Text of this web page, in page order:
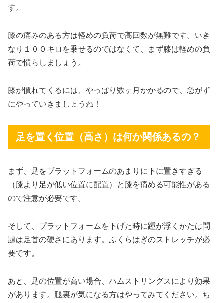
す。
膝の痛みのある方は軽めの負荷で高回数が無難です。いき
なり１００キロを乗せるのではなくて、まず膝は軽めの負
荷で慣らしましょう。
膝が慣れてくるには、やっぱり数ヶ月かかるので、急がず
にやっていきましょうね！
足を置く位置（高さ）は何か関係あるの？
まず、足をプラットフォームのあまりに下に置きすぎる
（膝より足が低い位置に配置）と膝を痛める可能性がある
ので注意が必要です。
そして、プラットフォームを下げた時に踵が浮くかたは問
題は足首の硬さにあります。ふくらはぎのストレッチが必
要です。
あと、足の位置が高い場合、ハムストリングスにより効果
があります。腿裏が気になる方はやってみてください。ち